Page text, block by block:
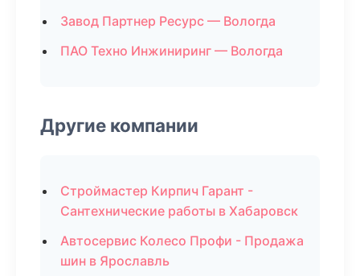
Завод Партнер Ресурс — Вологда
ПАО Техно Инжиниринг — Вологда
Другие компании
Строймастер Кирпич Гарант -
Сантехнические работы в Хабаровск
Автосервис Колесо Профи - Продажа
шин в Ярославль